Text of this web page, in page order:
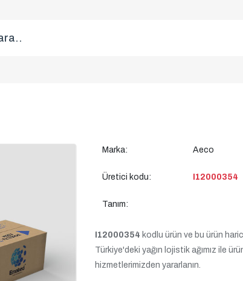
Marka: Aeco
Üretici kodu: I12000354
Tanım:
I12000354 kodlu ürün ve bu ürün
Türkiye'deki yağın lojistik ağımız ile
hizmetlerimizden yararlanın.